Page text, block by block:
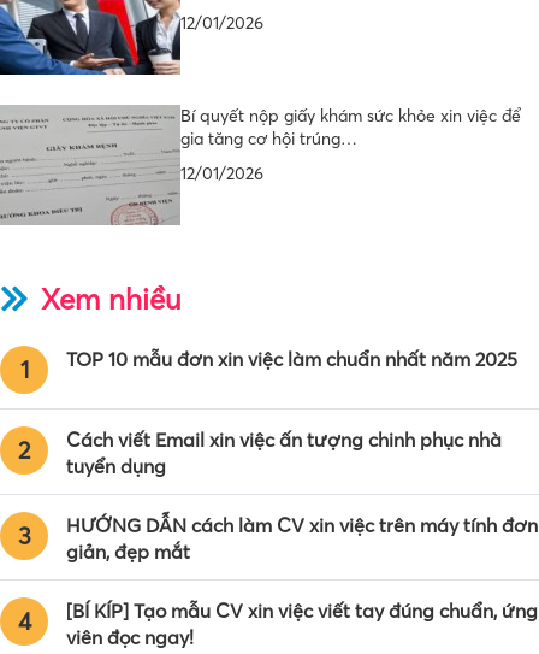
12/01/2026
Bí quyết nộp giấy khám sức khỏe xin việc để
gia tăng cơ hội trúng…
12/01/2026
Xem nhiều
1 TOP 10 mẫu đơn xin việc làm chuẩn nhất năm 2025
2
Cách viết Email xin việc ấn tượng chinh phục nhà
tuyển dụng
3
HƯỚNG DẪN cách làm CV xin việc trên máy tính đơn
giản, đẹp mắt
4
[BÍ KÍP] Tạo mẫu CV xin việc viết tay đúng chuẩn, ứng
viên đọc ngay!